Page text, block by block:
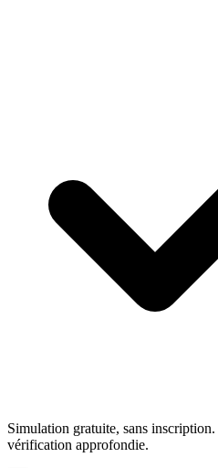
Simulation gratuite, sans inscription.
vérification approfondie.